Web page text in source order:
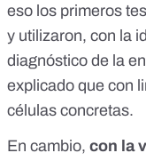
eso los primeros
y utilizaron, con la
diagnóstico de la
explicado que con
células concretas.
En cambio, con la